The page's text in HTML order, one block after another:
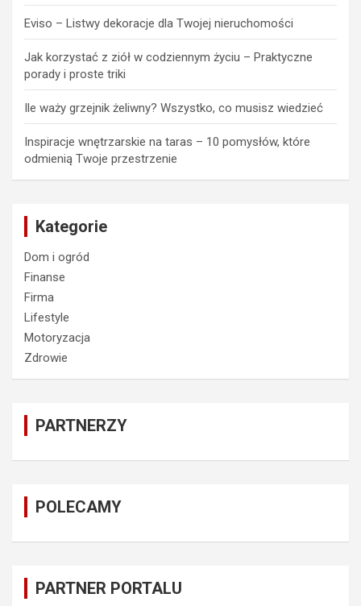
Eviso – Listwy dekoracje dla Twojej nieruchomości
Jak korzystać z ziół w codziennym życiu – Praktyczne
porady i proste triki
Ile waży grzejnik żeliwny? Wszystko, co musisz wiedzieć
Inspiracje wnętrzarskie na taras – 10 pomysłów, które
odmienią Twoje przestrzenie
Kategorie
Dom i ogród
Finanse
Firma
Lifestyle
Motoryzacja
Zdrowie
PARTNERZY
POLECAMY
PARTNER PORTALU